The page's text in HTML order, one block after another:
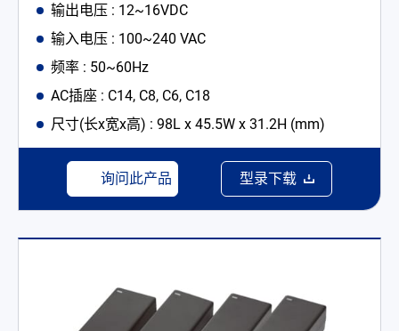
输出电压 : 12~16VDC
输入电压 : 100~240 VAC
频率 : 50~60Hz
AC插座 : C14, C8, C6, C18
尺寸(长x宽x高) : 98L x 45.5W x 31.2H (mm)
询问此产品 型录下载